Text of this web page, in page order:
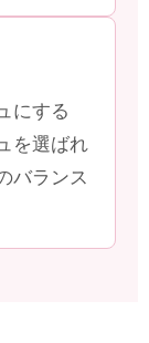
にする
を選ばれ
バランス